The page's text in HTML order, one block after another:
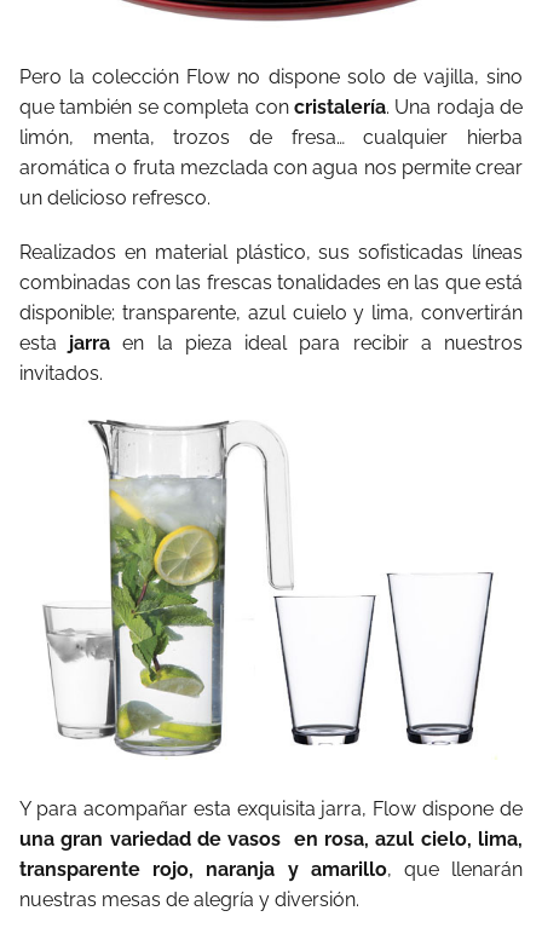
Pero la colección Flow no dispone solo de vajilla, sino
que también se completa con cristalería. Una rodaja de
limón, menta, trozos de fresa… cualquier hierba
aromática o fruta mezclada con agua nos permite crear
un delicioso refresco.
Realizados en material plástico, sus sofisticadas líneas
combinadas con las frescas tonalidades en las que está
disponible; transparente, azul cuielo y lima, convertirán
esta jarraen la pieza ideal para recibir a nuestros
invitados.
Y para acompañar esta exquisita jarra, Flow dispone de
una gran variedad de vasos en rosa, azul cielo, lima,
transparente rojo, naranja y amarillo, que llenarán
nuestras mesas de alegría y diversión.